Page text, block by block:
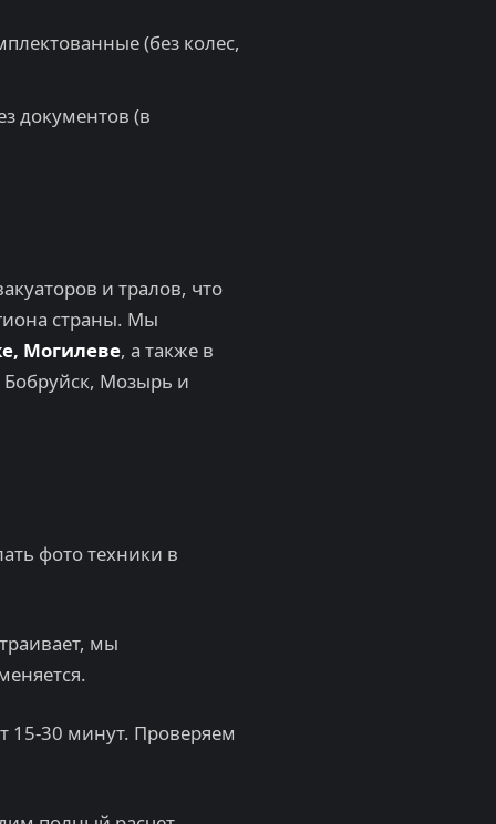
(без колес,
документов (в
и тралов, что
страны. Мы
Могилеве, а также в
Мозырь и
фото техники в
мы
15-30 минут. Проверяем